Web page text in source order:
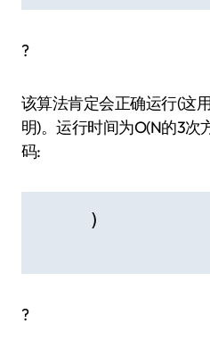
?
该算法肯定会正确运行(这
明)。运行时间为O(N的3次
码:
     )
?